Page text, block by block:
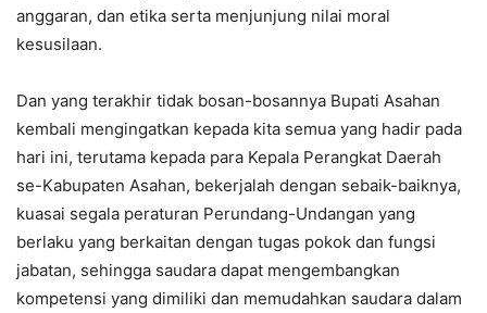
anggaran, dan etika serta menjunjung nilai moral
kesusilaan.
Dan yang terakhir tidak bosan-bosannya Bupati Asahan
kembali mengingatkan kepada kita semua yang hadir pada
hari ini, terutama kepada para Kepala Perangkat Daerah
se-Kabupaten Asahan, bekerjalah dengan sebaik-baiknya,
kuasai segala peraturan Perundang-Undangan yang
berlaku yang berkaitan dengan tugas pokok dan fungsi
jabatan, sehingga saudara dapat mengembangkan
kompetensi yang dimiliki dan memudahkan saudara dalam